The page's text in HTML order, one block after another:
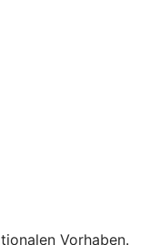
Vorhaben.